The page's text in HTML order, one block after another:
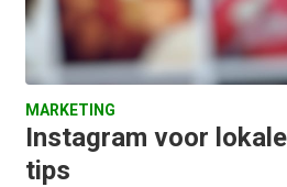
MARKETING
Instagram voor
tips